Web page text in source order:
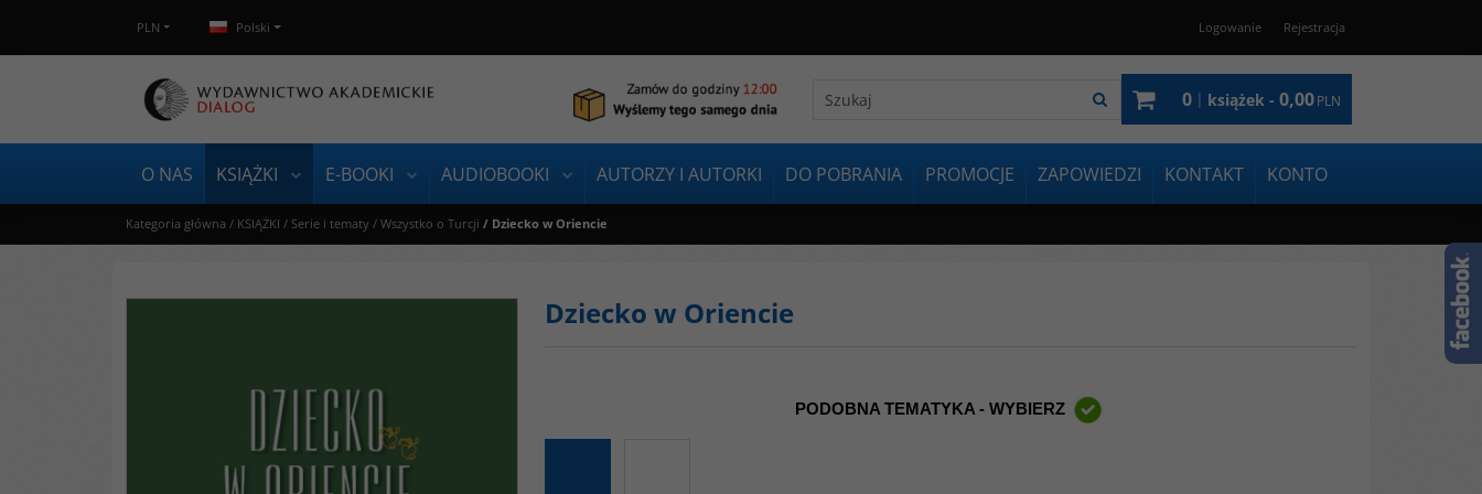
PLN Polski Logowanie Rejestracja
0 | książek - 0,00PLN
O NAS KSIĄŻKI E-BOOKI AUDIOBOOKI AUTORZY I AUTORKI DO POBRANIA PROMOCJE ZAPOWIEDZI KONTAKT KONTO
Kategoria główna / KSIĄŻKI / Serie i tematy / Wszystko o Turcji / Dziecko w Oriencie
Dziecko w Oriencie
PODOBNA TEMATYKA - WYBIERZ